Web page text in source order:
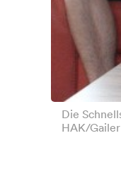
Die
HAK/Gailer